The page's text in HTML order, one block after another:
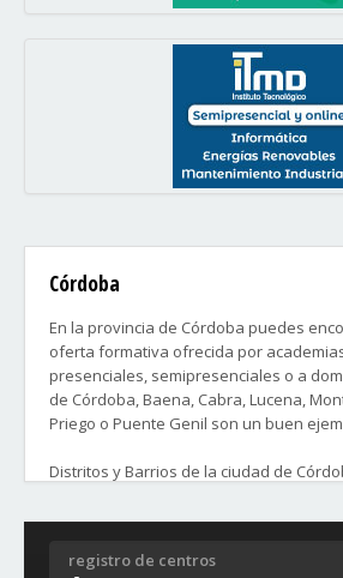
Córdoba
En la provincia de Córdoba puedes
oferta formativa ofrecida por
presenciales, semipresenciales o a
de Córdoba, Baena, Cabra, Lucena,
Priego o Puente Genil son un buen
Distritos y Barrios de la ciudad de
1. CENTRO
Francisco-Ribera, Santiago, San Pedro,
registro de centros